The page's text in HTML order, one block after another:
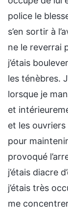
police le
s’en sortir à
ne le reverrai
j’étais
les ténèbres.
lorsque je
et
et les ouvriers
pour
provoqué
j’étais diacre
j’étais très
me